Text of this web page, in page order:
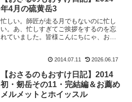
年4月の硫黄岳3
忙しい。師匠が走る月でもないのに忙し
い。あ、忙しすぎてご挨拶をするのを忘
れていました。皆様こんにちにゃ、おさ
出来なかったのに、7日しかない6月の休
2014.07.11 2026.06.17
【おさるのもおすけ日記】2014
初・剱岳その11・完結編＆お薦め
メルメットとホイッスル